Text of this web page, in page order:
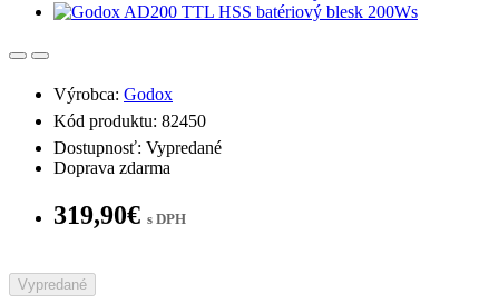
Výrobca: Godox
Kód produktu: 82450
Dostupnosť: Vypredané
Doprava zdarma
319,90€ s DPH
Vypredané